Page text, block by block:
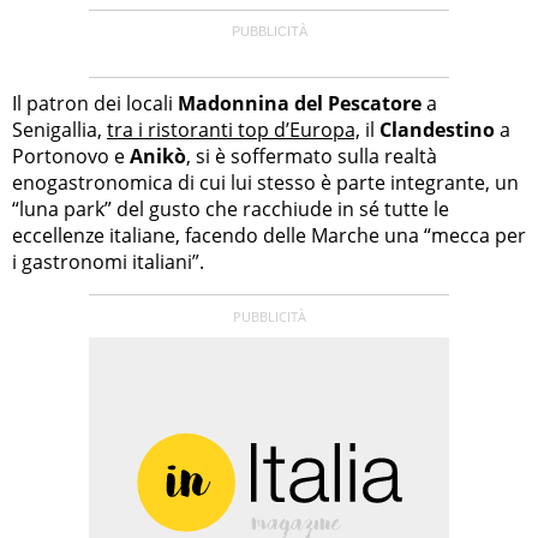
Il patron dei locali Madonnina del Pescatorea
Senigallia, tra i ristoranti top d’Europa, il Clandestinoa
Portonovo eAnikò, si è soffermato sulla realtà
enogastronomica di cui lui stesso è parte integrante, un
“luna park” del gusto che racchiude in sé tutte le
eccellenze italiane, facendo delle Marche una “mecca per
i gastronomi italiani”.